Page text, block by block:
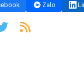
Zalo